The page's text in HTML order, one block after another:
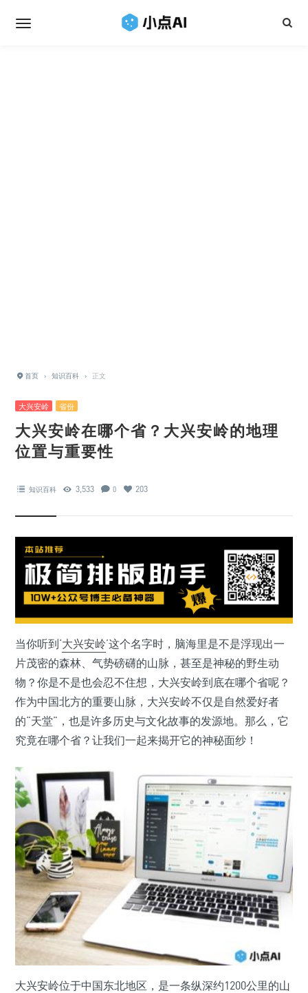
首页 › 知识百科 › 正文
大兴安岭 省份
大兴安岭在哪个省？大兴安岭的地理
位置与重要性
知识百科 3,533 0 203
当你听到‘大兴安岭’这个名字时，脑海里是不是浮现出一
片茂密的森林、气势磅礴的山脉，甚至是神秘的野生动
物？你是不是也会忍不住想，大兴安岭到底在哪个省呢？
作为中国北方的重要山脉，大兴安岭不仅是自然爱好者
的“天堂”，也是许多历史与文化故事的发源地。那么，它
究竟在哪个省？让我们一起来揭开它的神秘面纱！
大兴安岭位于中国东北地区，是一条纵深约1200公里的山